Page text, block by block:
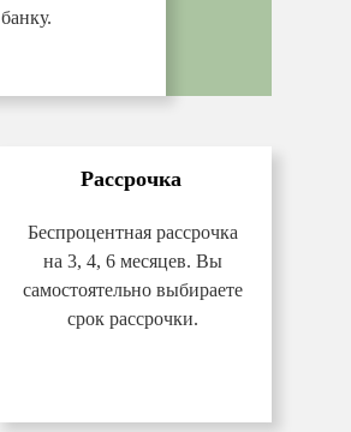
Рассрочка
банку.
Беспроцентная рассрочка
на 3, 4, 6 месяцев. Вы
самостоятельно выбираете
срок рассрочки.